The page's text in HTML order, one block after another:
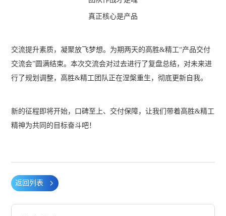
真正核心是产品
交流提升素质，凝聚放飞梦想。为期两天的高胜&精工“产品交付
交流会”圆满结束。本次交流会对过去进行了复盘总结，对未来进
行了规划调整，高胜&精工团队正在涅槃重生，彻底更新自我。
新的征程即将开始，口碑至上、交付保障，让我们带着高胜&精工
精神为共同的目标奋斗吧！
返回列表